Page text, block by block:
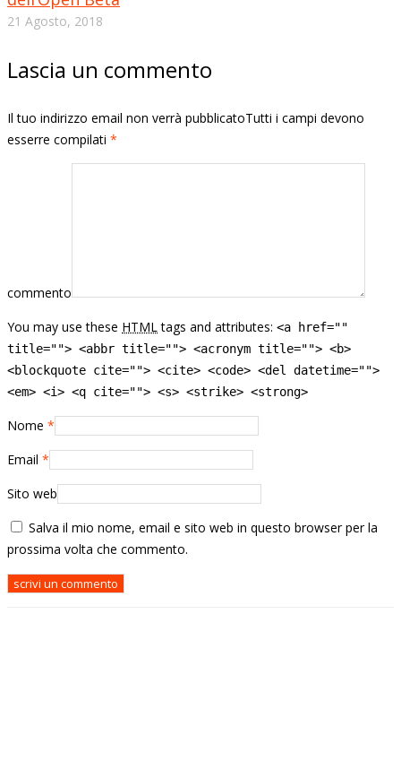
21 Agosto, 2018
Lascia un commento
Il tuo indirizzo email non verrà pubblicatoTutti i campi devono
esserre compilati *
commento
You may use these HTML tags and attributes: <a href=""
title=""> <abbr title=""> <acronym title=""> <b>
<blockquote cite=""> <cite> <code> <del datetime="">
<em> <i> <q cite=""> <s> <strike> <strong>
Nome *
Email *
Sito web
Salva il mio nome, email e sito web in questo browser per la
prossima volta che commento.